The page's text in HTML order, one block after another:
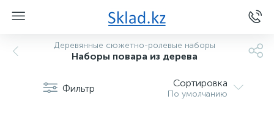
Деревянные сюжетно-ролевые наборы
Наборы повара из дерева
Фильтр Сортировка
По умолчанию